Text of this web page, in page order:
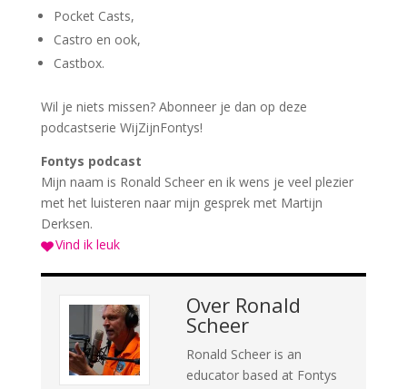
Pocket Casts,
Castro en ook,
Castbox.
Wil je niets missen? Abonneer je dan op deze
podcastserie WijZijnFontys!
Fontys podcast
Mijn naam is Ronald Scheer en ik wens je veel plezier
met het luisteren naar mijn gesprek met Martijn
Derksen.
Vind ik leuk
Over Ronald
Scheer
Ronald Scheer is an
educator based at Fontys